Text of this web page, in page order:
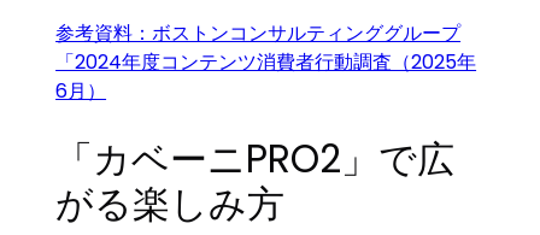
参考資料：ボストンコンサルティンググループ
「2024年度コンテンツ消費者行動調査（2025年
6月）
「カベーニPRO2」で広
がる楽しみ方